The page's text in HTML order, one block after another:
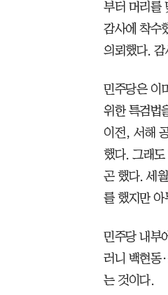
부터 머리를
감사에 착수
의뢰했다. 감
민주당은 이
위한 특검법
이전, 서해
했다. 그래도
곤 했다. 세
를 했지만 아
민주당 내부
러니 백현동
는 것이다.